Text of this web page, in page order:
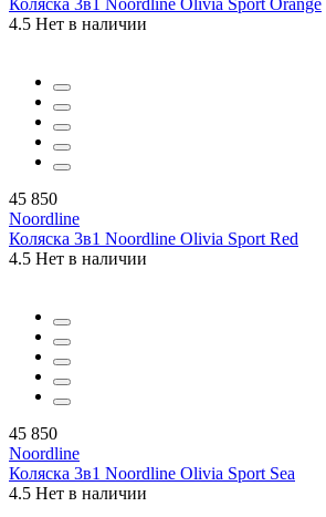
4.5 Нет в наличии
45 850
Noordline
Коляска 3в1 Noordline Olivia Sport Red
4.5 Нет в наличии
45 850
Noordline
Коляска 3в1 Noordline Olivia Sport Sea
4.5 Нет в наличии